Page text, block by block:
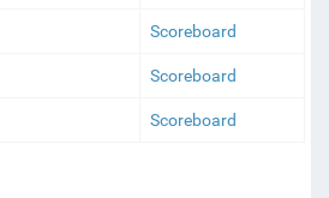
Scoreboard
Scoreboard
Scoreboard